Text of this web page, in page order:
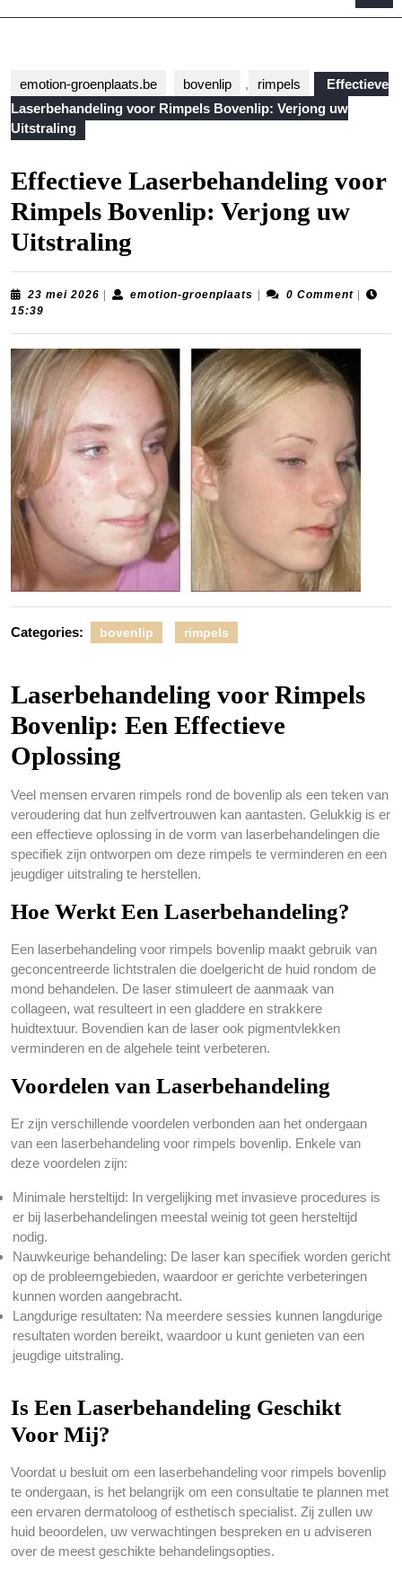
emotion-groenplaats.be bovenlip , rimpels
Effectieve
Laserbehandeling voor Rimpels Bovenlip: Verjong uw
Uitstraling
Effectieve Laserbehandeling voor
Rimpels Bovenlip: Verjong uw
Uitstraling
23 mei 2026 23
emotion-groenplaats emotion-0 Comment
15:39
Categories: bovenlip rimpels
Laserbehandeling voor Rimpels
Bovenlip: Een Effectieve
Oplossing
Veel mensen ervaren rimpels rond de bovenlip als een teken van
veroudering dat hun zelfvertrouwen kan aantasten. Gelukkig is er
een effectieve oplossing in de vorm van laserbehandelingen die
specifiek zijn ontworpen om deze rimpels te verminderen en een
jeugdiger uitstraling te herstellen.
Hoe Werkt Een Laserbehandeling?
Een laserbehandeling voor rimpels bovenlip maakt gebruik van
geconcentreerde lichtstralen die doelgericht de huid rondom de
mond behandelen. De laser stimuleert de aanmaak van
collageen, wat resulteert in een gladdere en strakkere
huidtextuur. Bovendien kan de laser ook pigmentvlekken
verminderen en de algehele teint verbeteren.
Voordelen van Laserbehandeling
Er zijn verschillende voordelen verbonden aan het ondergaan
van een laserbehandeling voor rimpels bovenlip. Enkele van
deze voordelen zijn:
Minimale hersteltijd: In vergelijking met invasieve procedures is
er bij laserbehandelingen meestal weinig tot geen hersteltijd
nodig.
Nauwkeurige behandeling: De laser kan specifiek worden gericht
op de probleemgebieden, waardoor er gerichte verbeteringen
kunnen worden aangebracht.
Langdurige resultaten: Na meerdere sessies kunnen langdurige
resultaten worden bereikt, waardoor u kunt genieten van een
jeugdige uitstraling.
Is Een Laserbehandeling Geschikt
Voor Mij?
Voordat u besluit om een laserbehandeling voor rimpels bovenlip
te ondergaan, is het belangrijk om een consultatie te plannen met
een ervaren dermatoloog of esthetisch specialist. Zij zullen uw
huid beoordelen, uw verwachtingen bespreken en u adviseren
over de meest geschikte behandelingsopties.